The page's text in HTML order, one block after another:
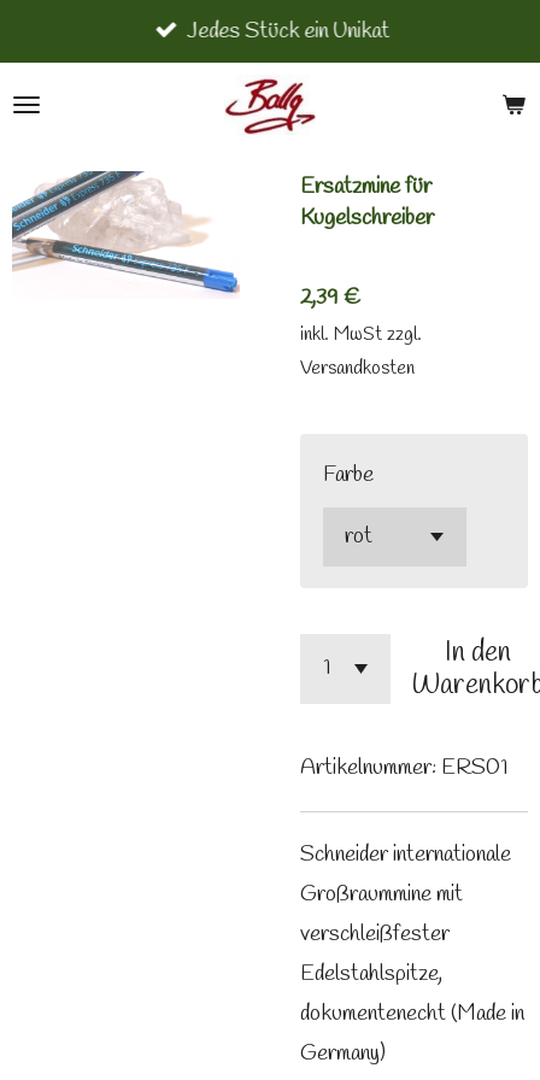
Hauptinhalt
springen
Jedes Stück ein Unikat
Ersatzmine für
Kugelschreiber
2,39 €
inkl. MwSt zzgl.
Versandkosten
Farbe
In den
Artikelnummer: ERS01
Schneider internationale
Großraummine mit
verschleißfester
Edelstahlspitze,
dokumentenecht (Made in
Germany)